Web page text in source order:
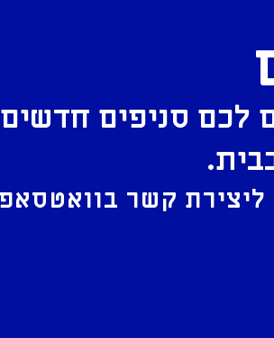
לכם סניפים חדשים